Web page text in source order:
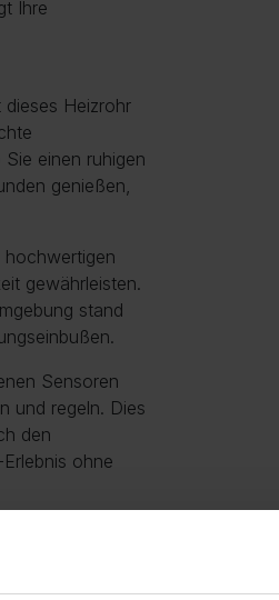
Ihre
Heizrohr
einen ruhigen
genießen,
gewährleisten.
stand
Sensoren
und regeln. Dies
den
ohne